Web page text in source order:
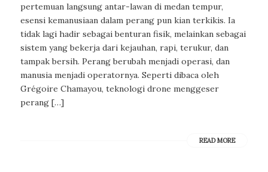
pertemuan langsung antar-lawan di medan tempur,
esensi kemanusiaan dalam perang pun kian terkikis. Ia
tidak lagi hadir sebagai benturan fisik, melainkan sebagai
sistem yang bekerja dari kejauhan, rapi, terukur, dan
tampak bersih. Perang berubah menjadi operasi, dan
manusia menjadi operatornya. Seperti dibaca oleh
Grégoire Chamayou, teknologi drone menggeser
perang […]
READ MORE